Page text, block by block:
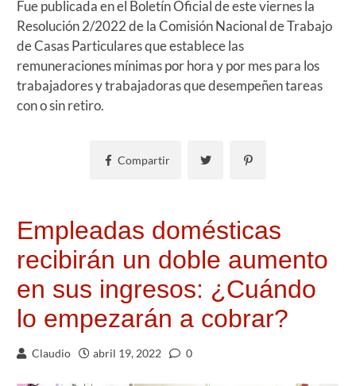
Fue publicada en el Boletín Oficial de este viernes la
Resolución 2/2022 de la Comisión Nacional de Trabajo
de Casas Particulares que establece las
remuneraciones mínimas por hora y por mes para los
trabajadores y trabajadoras que desempeñen tareas
con o sin retiro.
Compartir
Empleadas domésticas
recibirán un doble aumento
en sus ingresos: ¿Cuándo
lo empezarán a cobrar?
Claudio abril 19, 2022 0